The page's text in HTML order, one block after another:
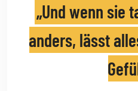
Und wenn sie
anders, lässt